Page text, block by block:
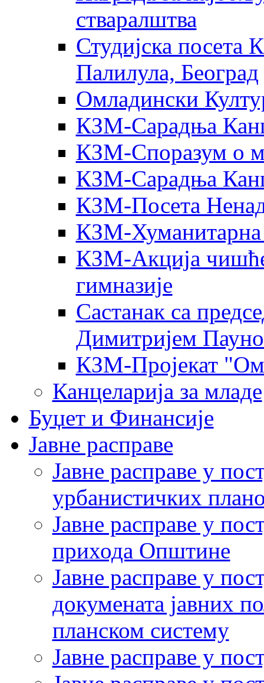
стваралштва
Студијска посета
Палилула, Београд
Омладински
КЗМ-Сарадња
КЗМ-Споразум о
КЗМ-Сарадња
КЗМ-Посета
КЗМ-Хуманитарна
КЗМ-Акција
гимназије
Састанак са
Димитријeм
КЗМ-Пројекат
Канцеларија за младе
Буџет и Финансије
Јавне расправе
Јавне расправе у
урбанистичких
Јавне расправе у
прихода Општине
Јавне расправе у
докумената јавних
планском систему
Јавне расправе у